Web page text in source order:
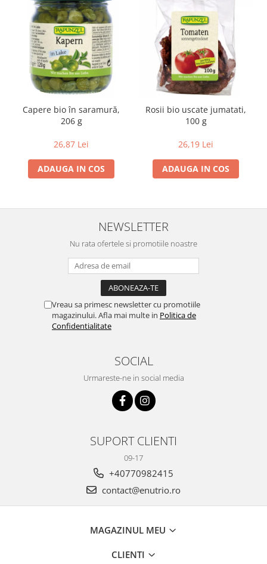
Capere bio în saramură,
206 g
26,87 Lei
ADAUGA IN COS
Rosii bio uscate jumatati,
100 g
26,19 Lei
ADAUGA IN COS
NEWSLETTER
Nu rata ofertele si promotiile noastre
Vreau sa primesc newsletter cu promotiile
magazinului. Afla mai multe in Politica de
Confidentialitate
SOCIAL
Urmareste-ne in social media
SUPORT CLIENTI
09-17
+40770982415
contact@enutrio.ro
MAGAZINUL MEU
CLIENTI